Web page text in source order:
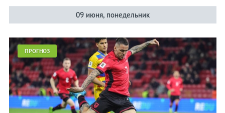
09 июня, понедельник
ПРОГНОЗ